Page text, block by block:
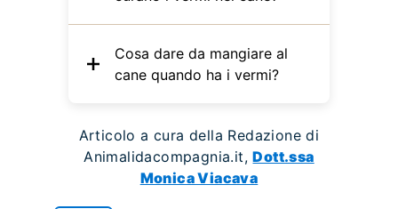
Cosa dare da mangiare al
cane quando ha i vermi?
Articolo a cura della Redazione di
Animalidacompagnia.it,Dott.ssa
Monica Viacava